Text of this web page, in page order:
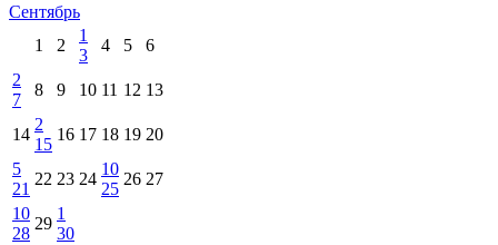
Сентябрь
1
2
1
3
4 5
6
2
7
8 9 10 11 12 13
14
2
15
16 17 18 19 20
5
21
22 23 24
10
25
26 27
10
28
29
1
30